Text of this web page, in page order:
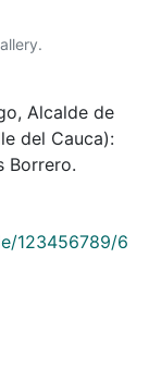
Alcalde de
del Cauca):
Borrero.
123456789/6